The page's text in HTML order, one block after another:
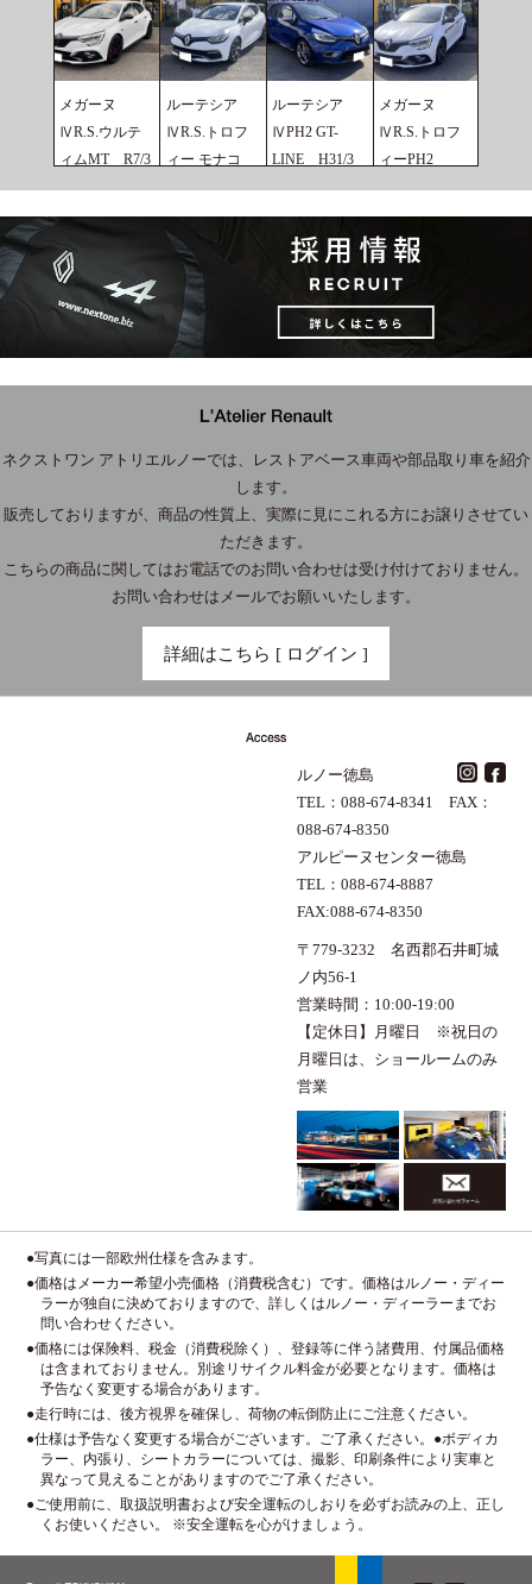
メガーヌ
ⅣR.S.ウルテ
ィムMT R7/3
2026.07.02
ルーテシア
ⅣR.S.トロフ
ィー モナコ
GP H29/3
2026.02.25
ルーテシア
ⅣPH2 GT-
LINE H31/3
2026.02.25
メガーヌ
ⅣR.S.トロフ
ィーPH2
R5/6
2026.02.25
ネクストワン アトリエルノーでは、レストアベース車両や部品取り車を紹介
します。
販売しておりますが、商品の性質上、実際に見にこれる方にお譲りさせてい
ただきます。
こちらの商品に関してはお電話でのお問い合わせは受け付けておりません。
お問い合わせはメールでお願いいたします。
詳細はこちら [ ログイン ]
ルノー徳島
TEL：088-674-8341 FAX：
088-674-8350
アルピーヌセンター徳島
TEL：088-674-8887
FAX:088-674-8350
〒779-3232 名西郡石井町城
ノ内56-1
営業時間：10:00-19:00
【定休日】月曜日 ※祝日の
月曜日は、ショールームのみ
営業
●写真には一部欧州仕様を含みます。
●価格はメーカー希望小売価格（消費税含む）です。価格はルノー・ディー
ラーが独自に決めておりますので、詳しくはルノー・ディーラーまでお
問い合わせください。
●価格には保険料、税金（消費税除く）、登録等に伴う諸費用、付属品価格
は含まれておりません。別途リサイクル料金が必要となります。価格は
予告なく変更する場合があります。
●走行時には、後方視界を確保し、荷物の転倒防止にご注意ください。
●仕様は予告なく変更する場合がございます。ご了承ください。●ボディカ
ラー、内張り、シートカラーについては、撮影、印刷条件により実車と
異なって見えることがありますのでご了承ください。
●ご使用前に、取扱説明書および安全運転のしおりを必ずお読みの上、正し
くお使いください。 ※安全運転を心がけましょう。